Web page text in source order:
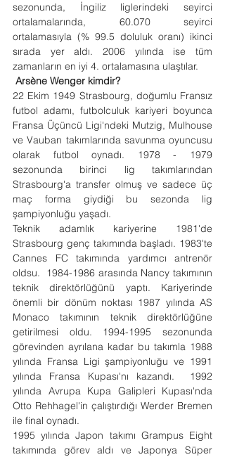
sezonunda, İngiliz liglerindeki seyirci
ortalamalarında, 60.070 seyirci
ortalamasıyla (% 99.5 doluluk oranı) ikinci
sırada yer aldı. 2006 yılında ise tüm
zamanların en iyi 4. ortalamasına ulaştılar.
Arsène Wenger kimdir?
22 Ekim 1949 Strasbourg, doğumlu Fransız
futbol adamı, futbolculuk kariyeri boyunca
Fransa Üçüncü Ligi'ndeki Mutzig, Mulhouse
ve Vauban takımlarında savunma oyuncusu
olarak futbol oynadı. 1978 - 1979
sezonunda birinci lig takımlarından
Strasbourg'a transfer olmuş ve sadece üç
maç forma giydiği bu sezonda lig
şampiyonluğu yaşadı.
Teknik adamlık kariyerine 1981'de
Strasbourg genç takımında başladı. 1983'te
Cannes FC takımında yardımcı antrenör
oldsu.  1984-1986 arasında Nancy takımının
teknik direktörlüğünü yaptı. Kariyerinde
önemli bir dönüm noktası 1987 yılında AS
Monaco takımının teknik direktörlüğüne
getirilmesi oldu. 1994-1995 sezonunda
görevinden ayrılana kadar bu takımla 1988
yılında Fransa Ligi şampiyonluğu ve 1991
yılında Fransa Kupası'nı kazandı.  1992
yılında Avrupa Kupa Galipleri Kupası'nda
Otto Rehhagel'in çalıştırdığı Werder Bremen
ile final oynadı.
1995 yılında Japon takımı Grampus Eight
takımında görev aldı ve Japonya Süper